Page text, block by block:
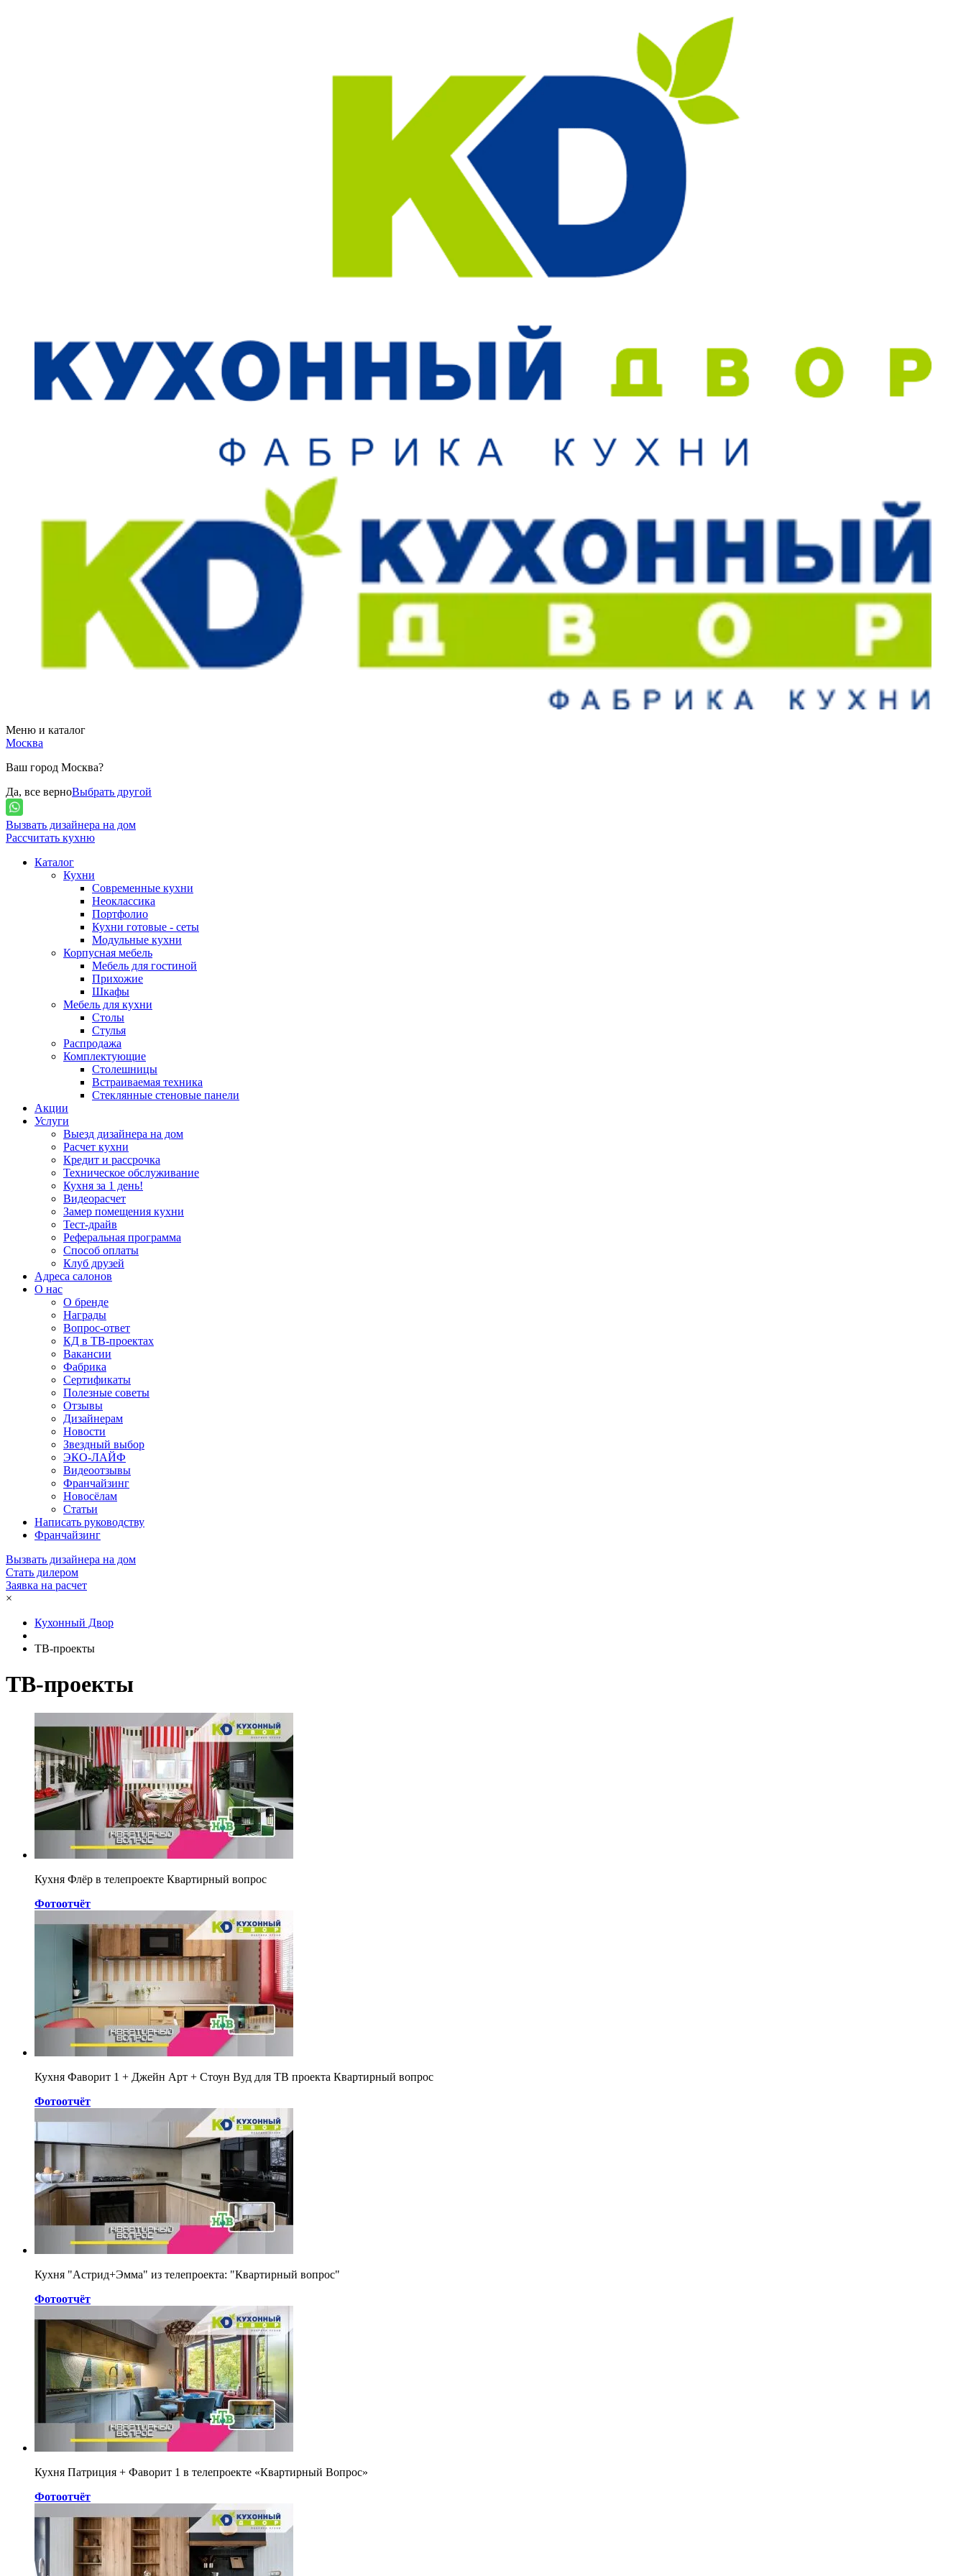
Меню и каталог
Москва
Ваш город Москва?
Да, все верноВыбрать другой
Вызвать дизайнера на дом
Рассчитать кухню
Каталог
Кухни
Современные кухни
Неоклассика
Портфолио
Кухни готовые - сеты
Модульные кухни
Корпусная мебель
Мебель для гостиной
Прихожие
Шкафы
Мебель для кухни
Столы
Стулья
Распродажа
Комплектующие
Столешницы
Встраиваемая техника
Стеклянные стеновые панели
Акции
Услуги
Выезд дизайнера на дом
Расчет кухни
Кредит и рассрочка
Техническое обслуживание
Кухня за 1 день!
Видеорасчет
Замер помещения кухни
Тест-драйв
Реферальная программа
Способ оплаты
Клуб друзей
Адреса салонов
О нас
О бренде
Награды
Вопрос-ответ
КД в ТВ-проектах
Вакансии
Фабрика
Сертификаты
Полезные советы
Отзывы
Дизайнерам
Новости
Звездный выбор
ЭКО-ЛАЙФ
Видеоотзывы
Франчайзинг
Новосёлам
Статьи
Написать руководству
Франчайзинг
Вызвать дизайнера на дом
Стать дилером
Заявка на расчет
×
Кухонный Двор
ТВ-проекты
ТВ-проекты
Кухня Флёр в телепроекте Квартирный вопрос
Фотоотчёт
Кухня Фаворит 1 + Джейн Арт + Стоун Вуд для ТВ проекта Квартирный вопрос
Фотоотчёт
Кухня "Астрид+Эмма" из телепроекта: "Квартирный вопрос"
Фотоотчёт
Кухня Патриция + Фаворит 1 в телепроекте «Квартирный Вопрос»
Фотоотчёт